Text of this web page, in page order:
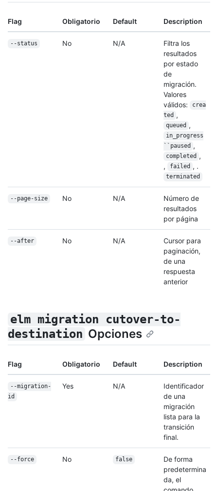
Flag Obligatorio Default Description
--status No N/A
Filtra los
resultados
por estado
de
migración.
Valores
válidos:
crea
ted ,
queued ,
in_progress
``paused ,
completed ,
,
failed , .
terminated
--page-size No N/A
Número de
resultados
por página
--after No N/A
Cursor para
paginación,
de una
respuesta
anterior
elm migration cutover-to-
destination Opciones
Flag Obligatorio Default Description
--migration-
id
Yes N/A
Identificador
de una
migración
lista para la
transición
final.
--force No false
De forma
predetermina
da, el